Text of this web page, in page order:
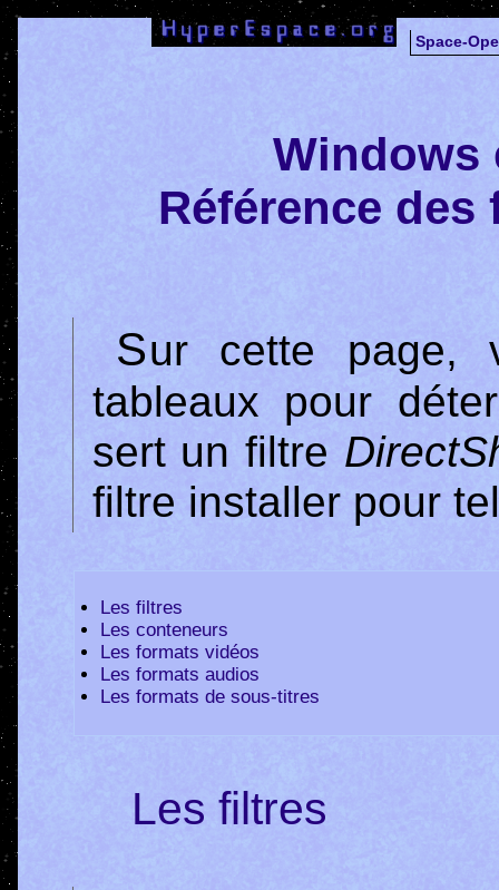
Space-
Windows
Référence
Sur cette page, vous trouverez différents
tableaux pour
sert un filtre
filtre installer pour
Les filtres
Les conteneurs
Les formats vidéos
Les formats audios
Les formats de sous-titres
Les filtres